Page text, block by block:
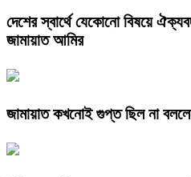
দেশের স্বার্থে যেকোনো বিষয়ে
জামায়াত আমির
জামায়াত কখনোই গুপ্ত ছিল না